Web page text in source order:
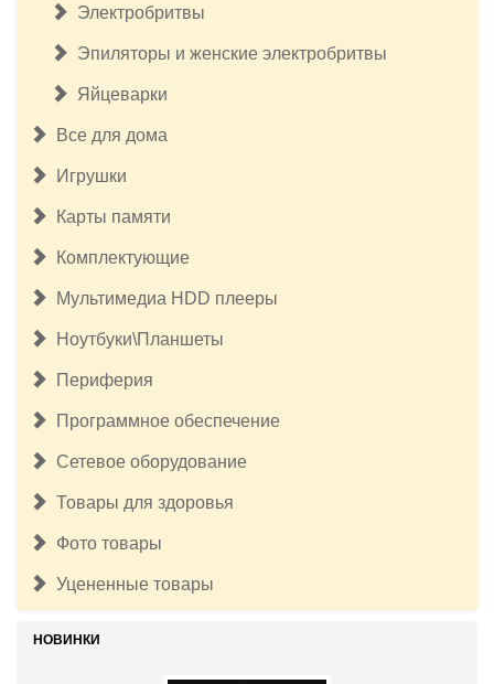
Электробритвы
Эпиляторы и женские электробритвы
Яйцеварки
Все для дома
Игрушки
Карты памяти
Комплектующие
Мультимедиа HDD плееры
Ноутбуки\Планшеты
Периферия
Программное обеспечение
Сетевое оборудование
Товары для здоровья
Фото товары
Уцененные товары
НОВИНКИ